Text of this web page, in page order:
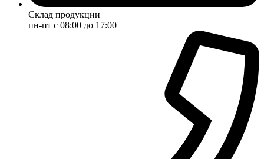
Склад продукции
пн-пт с 08:00 до 17:00